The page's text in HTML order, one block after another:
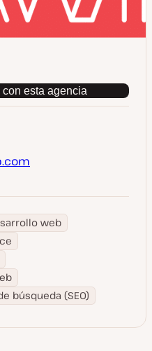
esta agencia
web
búsqueda (SEO)